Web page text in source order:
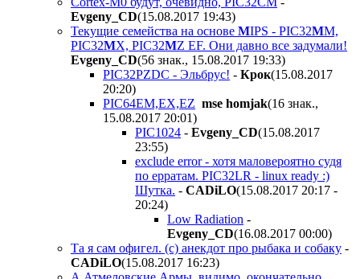
Evgeny_CD(15.08.2017 19:43)
Текущие семейства на основе MIPS - PIC32MM,
PIC32MX, PIC32MZ EF. Они давно все задумали!
Evgeny_CD(56 знак., 15.08.2017 19:33)
PIC32PZDC - Эльбрус! - Крок(15.08.2017
20:20)
PIC64EM,EX,EZ mse homjak(16 знак.,
15.08.2017 20:01)
PIC1024 - Evgeny_CD(15.08.2017
23:55)
exclude error - хотя маловероятно судя
по ерратам. PIC32LR - linux ready :)
Шутка. - CADiLO(15.08.2017 20:17 -
20:24)
Low Radiation -
Evgeny_CD(16.08.2017 00:00)
Та я сам офигел. (с) анекдот про рыбака и собаку -
CADiLO(15.08.2017 16:23)